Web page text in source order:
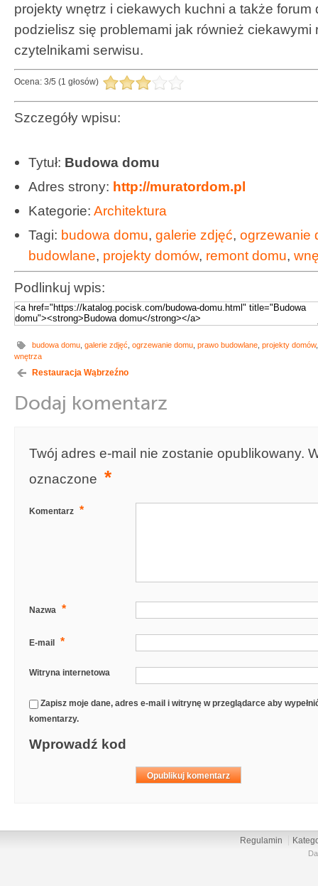
projekty wnętrz i ciekawych kuchni a także
podzielisz się problemami jak również ciekawymi
czytelnikami serwisu.
Ocena: 3/5 (1 głosów)
Szczegóły wpisu:
Tytuł: Budowa domu
Adres strony: http://muratordom.pl
Kategorie: Architektura
Tagi: budowa domu, galerie zdjęć, ogrzewanie
budowlane, projekty domów, remont domu,
Podlinkuj wpis:
budowa domu galerie zdjęć ogrzewanie domu prawo budowlane projekty domów
wnętrza
Restauracja Wąbrzeźno
Dodaj komentarz
Twój adres e-mail nie zostanie opublikowany.
oznaczone *
Komentarz *
Nazwa *
E-mail *
Witryna internetowa
Zapisz moje dane, adres e-mail i witrynę w przeglądarce aby
komentarzy.
Wprowadź kod
Regulamin